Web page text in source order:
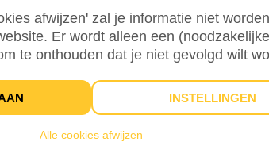
Voorwaarden&Privacyverklaringvan
Je privacy is
afwijzen' zal je informatie niet
Er wordt alleen een
te onthouden dat je niet gevolgd wilt
INSTELLINGEN
Alle cookies afwijzen